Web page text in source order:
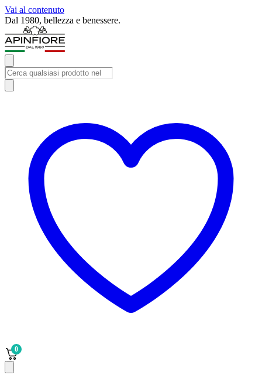
Vai al contenuto
Iscriviti alla newsletter e ricevi subito uno sconto del 10%.
0